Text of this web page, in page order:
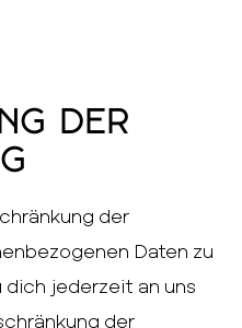
der
der
Daten zu
dich jederzeit an uns
der